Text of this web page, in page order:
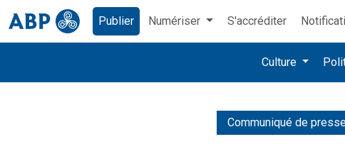
Publier Numériser S'accréditer
Culture
Communiqué de